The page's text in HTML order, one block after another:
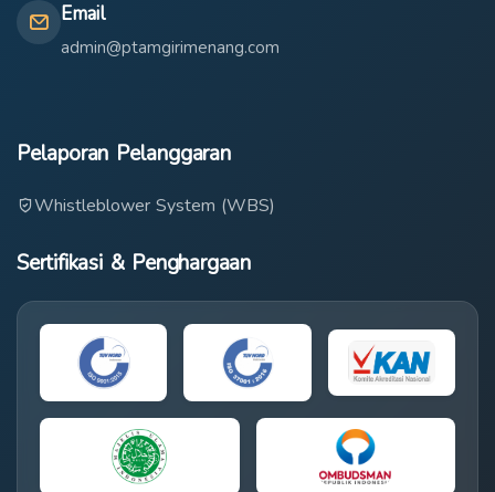
Email
admin@ptamgirimenang.com
Pelaporan Pelanggaran
Whistleblower System (WBS)
Sertifikasi & Penghargaan